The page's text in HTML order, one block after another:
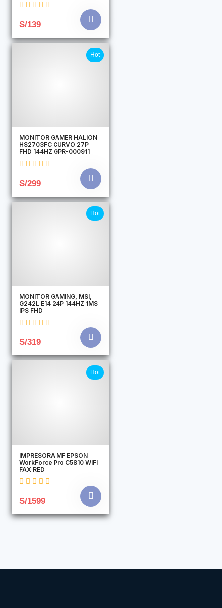
S/139
Hot
MONITOR GAMER HALION
HS2703FC CURVO 27P
FHD 144HZ GPR-000911
S/299
Hot
MONITOR GAMING, MSI,
G242L E14 24P 144HZ 1MS
IPS FHD
S/319
Hot
IMPRESORA MF EPSON
WorkForce Pro C5810 WIFI
FAX RED
S/1599